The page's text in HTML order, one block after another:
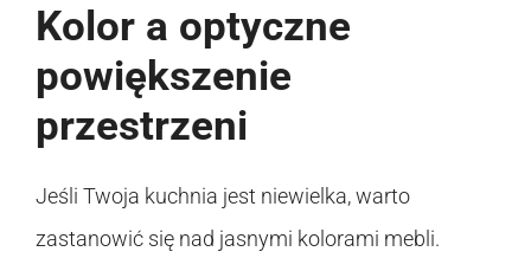
Kolor a optyczne
powiększenie
przestrzeni
Jeśli Twoja kuchnia jest niewielka, warto
zastanowić się nad jasnymi kolorami mebli.